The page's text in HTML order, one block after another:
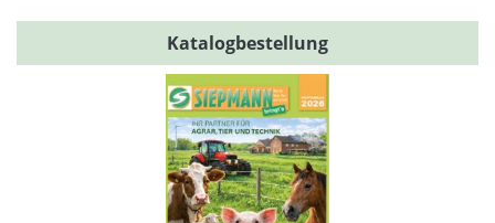
Katalogbestellung